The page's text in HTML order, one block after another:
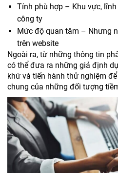
Tính phù hợp – Khu vực,
công ty
Mức độ quan tâm – Nhưng
trên website
Ngoài ra, từ những thông tin
có thể đưa ra những giả định
khứ và tiến hành thử nghiệm
chung của những đối tượng